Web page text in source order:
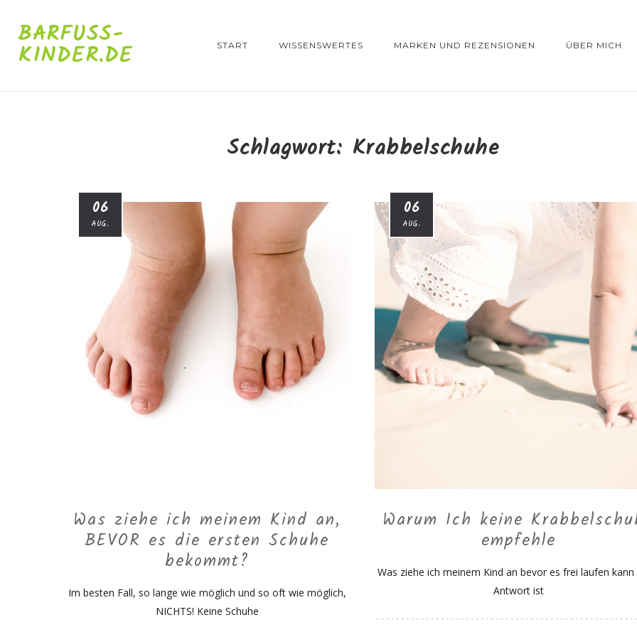
BARFUSS-K
INDER.DE START WISSENSWERTES MARKEN UND REZENSIONEN ÜBER MICH
Schlagwort: Krabbelschuhe
06
AUG.
Was ziehe ich meinem Kind an,
BEVOR es die ersten Schuhe
bekommt?
Im besten Fall, so lange wie möglich und so oft wie möglich,
NICHTS! Keine Schuhe
06
AUG.
Warum Ich keine
empfehle
Was ziehe ich meinem Kind an bevor es frei laufen kann
Antwort ist